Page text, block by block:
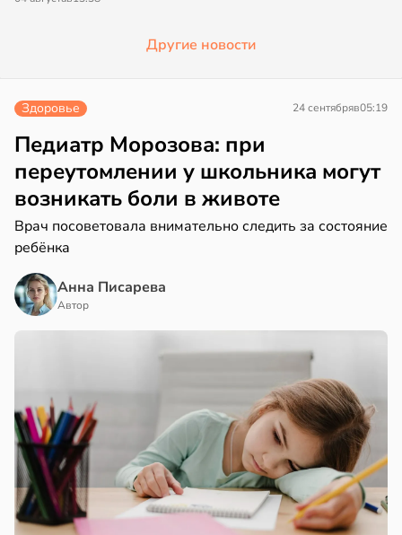
Другие новости
Здоровье 24 сентябряв05:19
Педиатр Морозова: при
переутомлении у школьника могут
возникать боли в животе
Врач посоветовала внимательно следить за состояние
ребёнка
Анна Писарева
Автор